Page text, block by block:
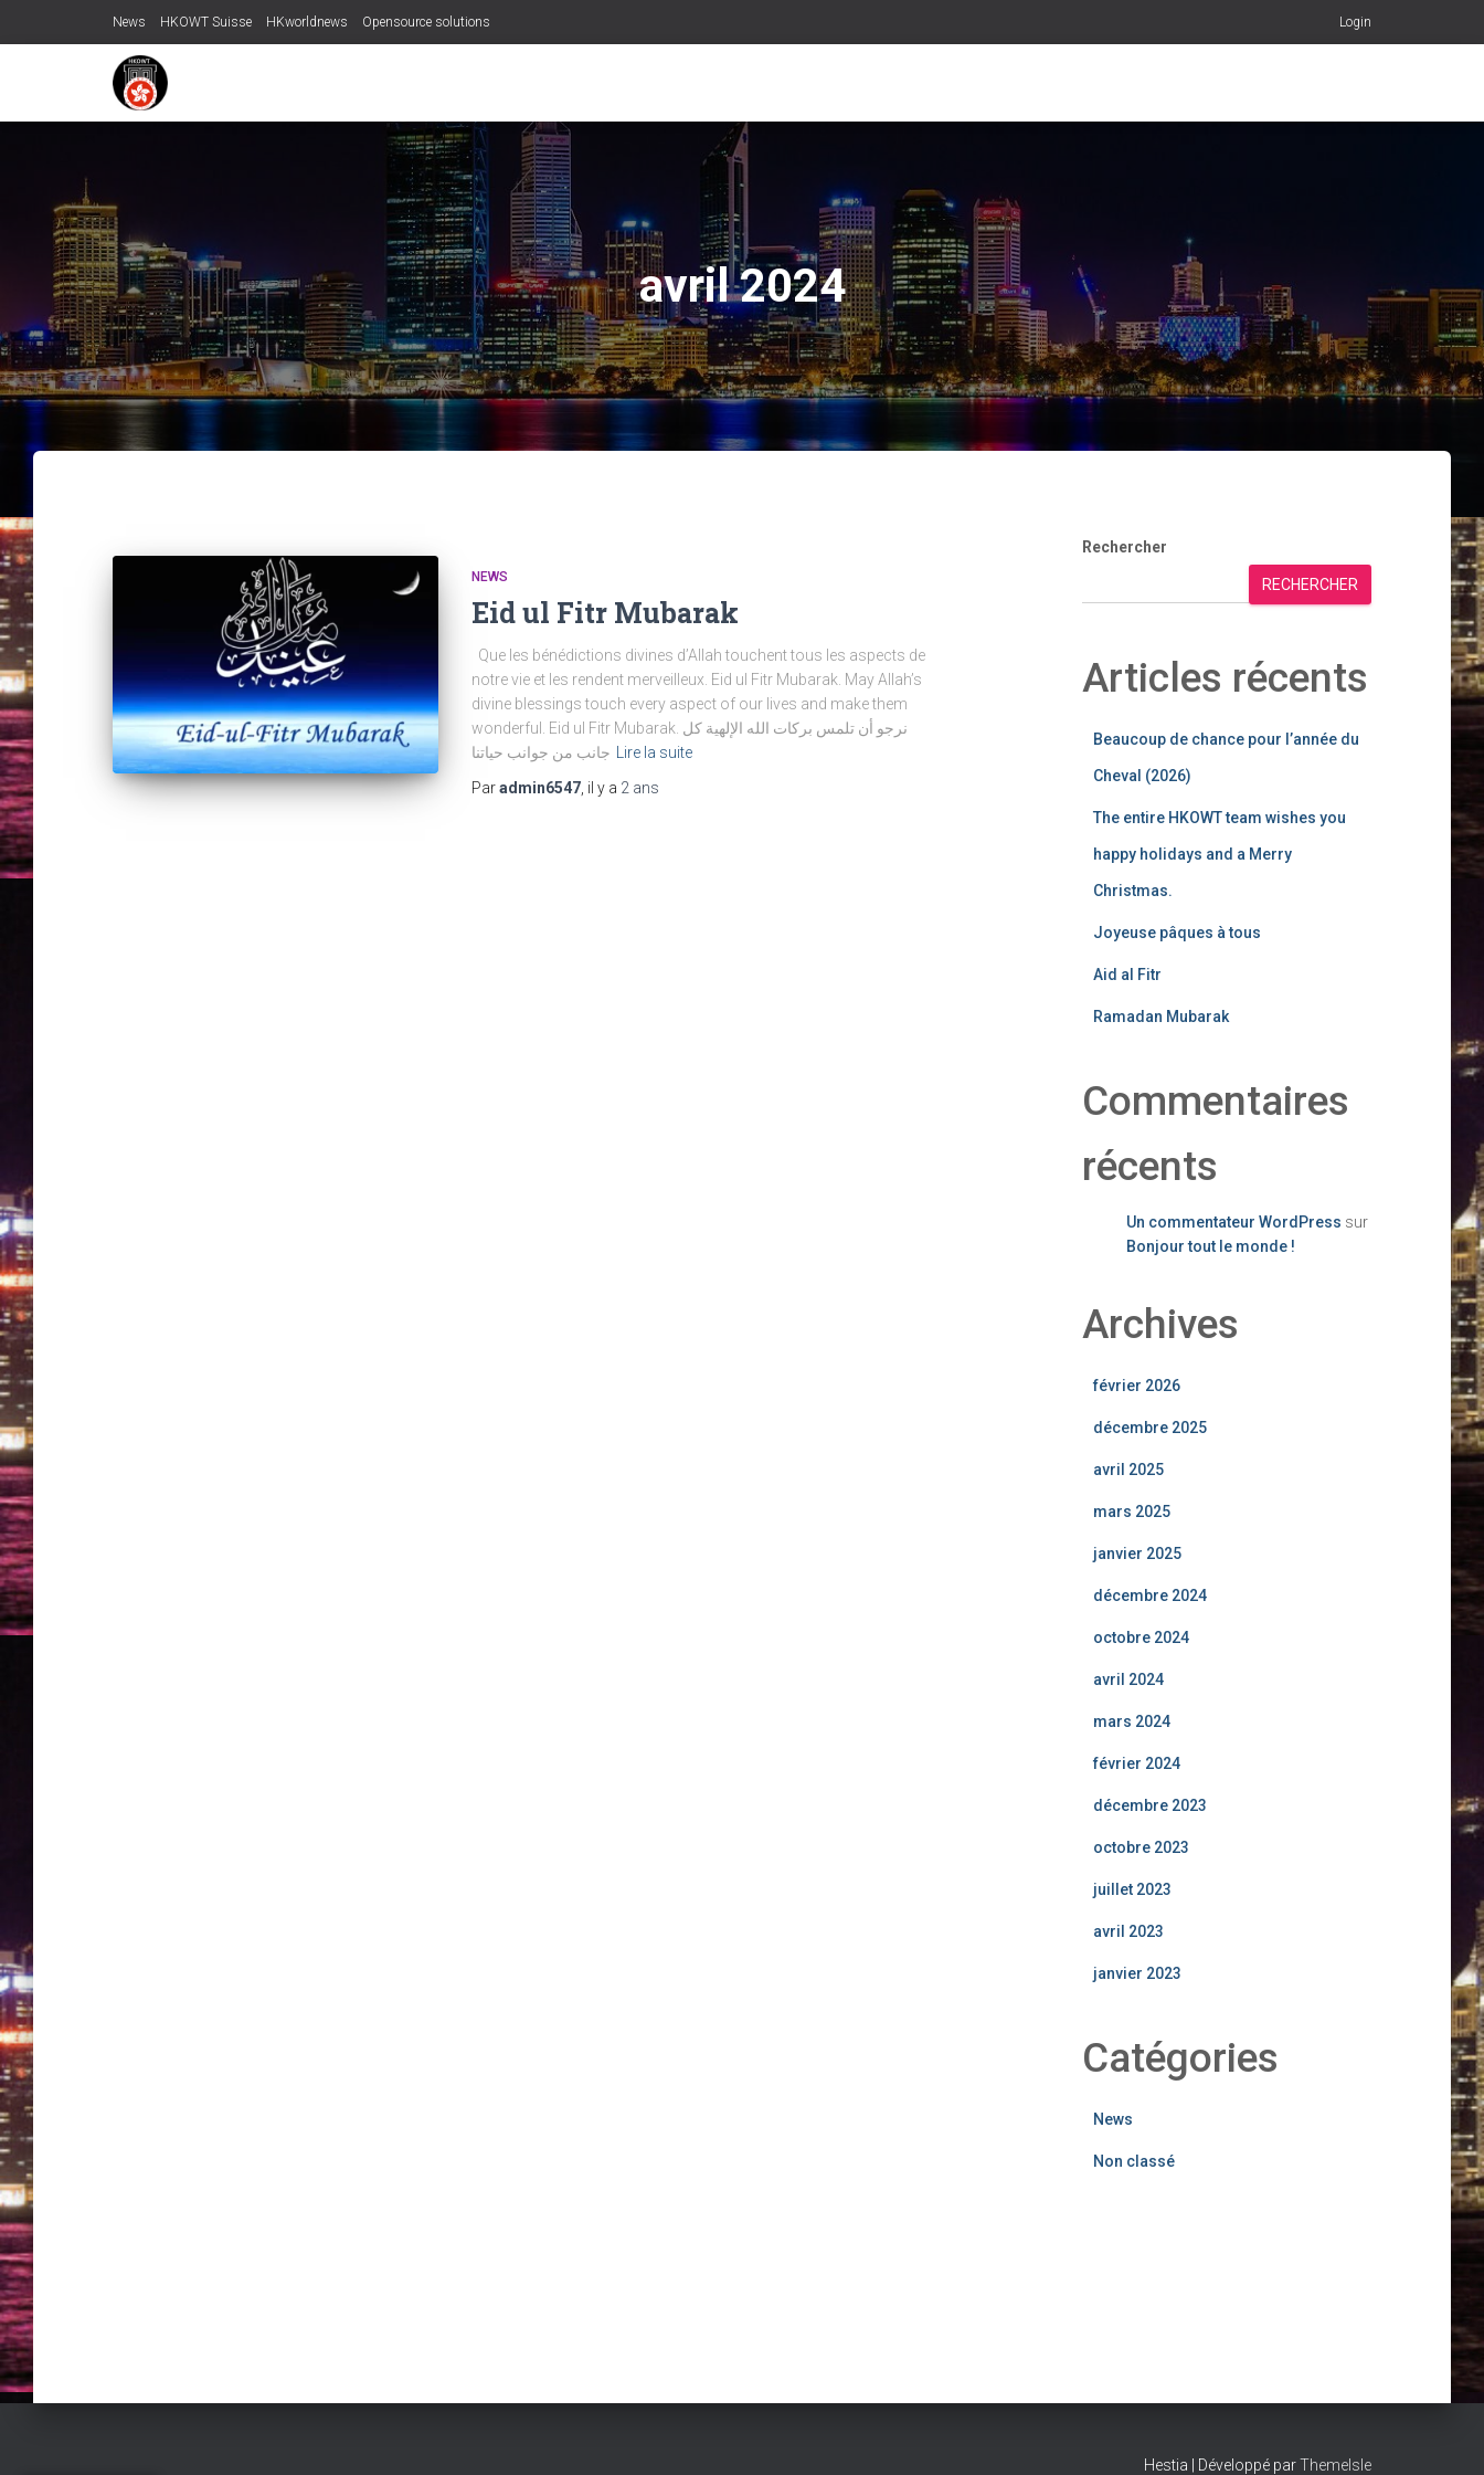
Login
News HKOWT Suisse HKworldnews Opensource solutions
avril 2024
NEWS
Eid ul Fitr Mubarak
Que les bénédictions divines d’Allah touchent tous les aspects de
notre vie et les rendent merveilleux. Eid ul Fitr Mubarak. May Allah’s
divine blessings touch every aspect of our lives and make them
wonderful. Eid ul Fitr Mubarak. نرجو أن تلمس بركات الله الإلهية كل
جانب من جوانب حياتنا
Lire la suite
Paradmin6547 , il y a 2 ans
Rechercher
RECHERCHER
Articles récents
Beaucoup de chance pour l’année du
Cheval (2026)
The entire HKOWT team wishes you
happy holidays and a Merry
Christmas.
Joyeuse pâques à tous
Aid al Fitr
Ramadan Mubarak
Commentaires
récents
Un commentateur WordPress sur
Bonjour tout le monde !
Archives
février 2026
décembre 2025
avril 2025
mars 2025
janvier 2025
décembre 2024
octobre 2024
avril 2024
mars 2024
février 2024
décembre 2023
octobre 2023
juillet 2023
avril 2023
janvier 2023
Catégories
News
Non classé
Hestia | Développé parThemeIsle